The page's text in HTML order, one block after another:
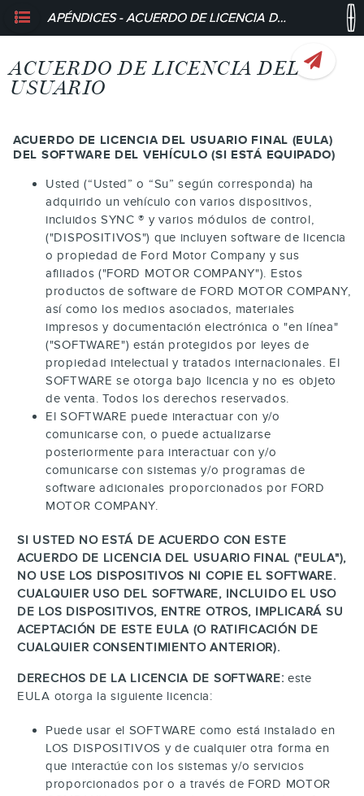
APÉNDICES - ACUERDO DE LICENCIA DEL USUARIO
ACUERDO DE LICENCIA DEL
USUARIO
ACUERDO DE LICENCIA DEL USUARIO FINAL (EULA)
DEL SOFTWARE DEL VEHÍCULO (SI ESTÁ EQUIPADO)
Usted (“Usted” o “Su” según corresponda) ha
adquirido un vehículo con varios dispositivos,
incluidos SYNC ® y varios módulos de control,
("DISPOSITIVOS") que incluyen software de licencia
o propiedad de Ford Motor Company y sus
afiliados ("FORD MOTOR COMPANY"). Estos
productos de software de FORD MOTOR COMPANY,
así como los medios asociados, materiales
impresos y documentación electrónica o "en línea"
("SOFTWARE") están protegidos por leyes de
propiedad intelectual y tratados internacionales. El
SOFTWARE se otorga bajo licencia y no es objeto
de venta. Todos los derechos reservados.
El SOFTWARE puede interactuar con y/o
comunicarse con, o puede actualizarse
posteriormente para interactuar con y/o
comunicarse con sistemas y/o programas de
software adicionales proporcionados por FORD
MOTOR COMPANY.
SI USTED NO ESTÁ DE ACUERDO CON ESTE
ACUERDO DE LICENCIA DEL USUARIO FINAL ("EULA"),
NO USE LOS DISPOSITIVOS NI COPIE EL SOFTWARE.
CUALQUIER USO DEL SOFTWARE, INCLUIDO EL USO
DE LOS DISPOSITIVOS, ENTRE OTROS, IMPLICARÁ SU
ACEPTACIÓN DE ESTE EULA (O RATIFICACIÓN DE
CUALQUIER CONSENTIMIENTO ANTERIOR).
DERECHOS DE LA LICENCIA DE SOFTWARE: este
EULA otorga la siguiente licencia:
Puede usar el SOFTWARE como está instalado en
LOS DISPOSITIVOS y de cualquier otra forma en
que interactúe con los sistemas y/o servicios
proporcionados por o a través de FORD MOTOR